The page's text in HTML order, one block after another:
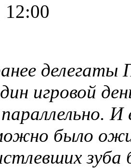
12:00
делегаты
игровой
было
зуба